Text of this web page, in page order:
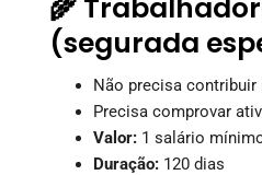
🌾
(segurada
Não precisa contribuir
Precisa comprovar
Valor: 1 salário
Duração: 120 dias